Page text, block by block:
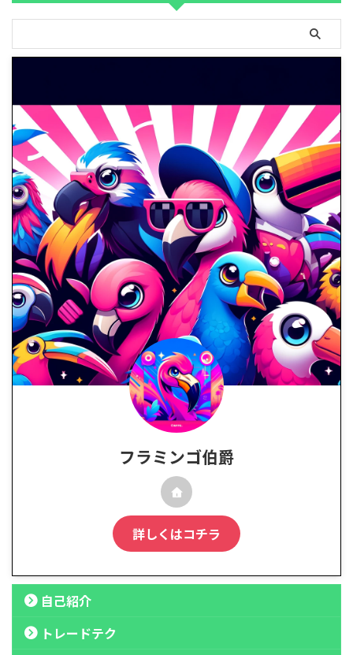
フラミンゴ伯爵
詳しくはコチラ
自己紹介
トレードテク